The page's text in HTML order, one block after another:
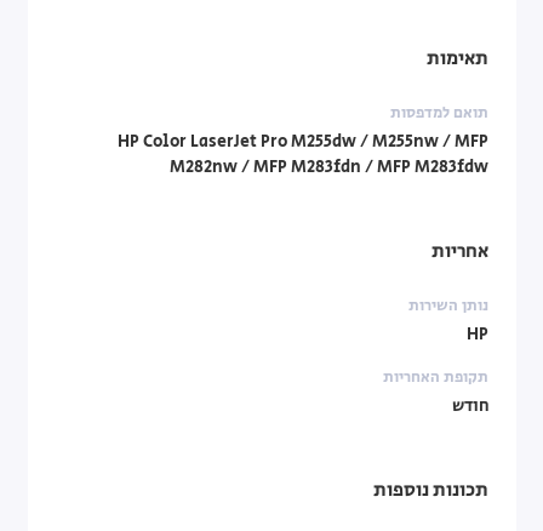
תאימות
תואם למדפסות
HP Color LaserJet Pro M255dw / M255nw / MFP
M282nw / MFP M283fdn / MFP M283fdw
אחריות
נותן השירות
HP
תקופת האחריות
חודש
תכונות נוספות